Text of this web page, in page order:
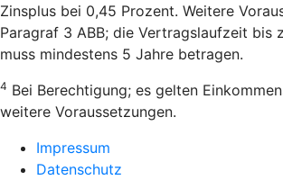
Zinsplus bei 0,45 Prozent. Weitere
Paragraf 3 ABB; die Vertragslaufzeit bis
muss mindestens 5 Jahre betragen.
4 Bei Berechtigung; es gelten
weitere Voraussetzungen.
Impressum
Datenschutz